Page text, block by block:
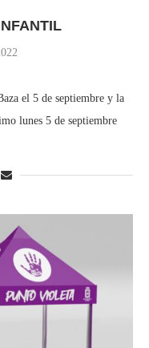
el 5 de septiembre y la
lunes 5 de septiembre